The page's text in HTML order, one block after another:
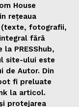
House
rețeaua
(texte, fotografii,
fără
PRESShub,
site-ului este
de Autor. Din
fi preluate
la articol.
protejarea